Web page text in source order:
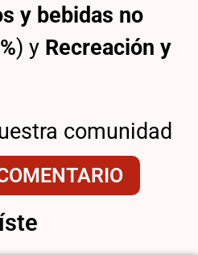
y bebidas no
) y Recreación y
comunidad